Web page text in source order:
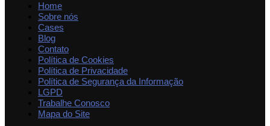
Home
Sobre nós
Cases
Blog
Contato
Política de Cookies
Política de Privacidade
Política de Segurança da Informação
LGPD
Trabalhe Conosco
Mapa do Site